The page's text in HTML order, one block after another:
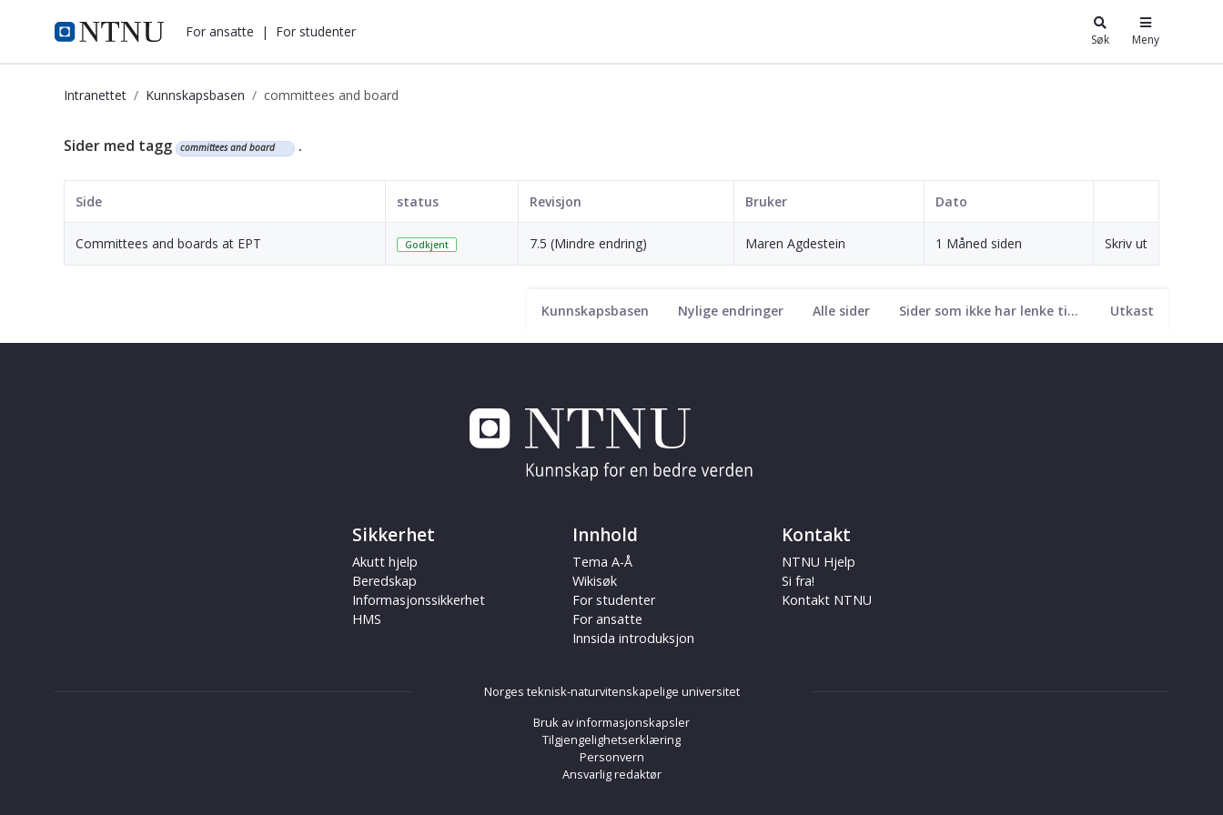
i.ntnu.no For ansatte | For studenter Søk Meny
Intranettet Kunnskapsbasen committees and board
Kunnskapsbasen
Kunnskapsbasen Nylige endringer Alle sider Sider som ikke har lenke til seg Utkast
Sider med tagg committees and board .
Side status Revisjon Bruker Dato
Committees and boards at EPT Godkjent 7.5 (Mindre endring) Maren Agdestein 1 Måned siden Skriv ut
Sikkerhet
Akutt hjelp
Beredskap
Informasjonssikkerhet
HMS
Innhold
Tema A-Å
Wikisøk
For studenter
For ansatte
Innsida introduksjon
Kontakt
NTNU Hjelp
Si fra!
Kontakt NTNU
Norges teknisk-naturvitenskapelige universitet
Bruk av informasjonskapsler
Tilgjengelighetserklæring
Personvern
Ansvarlig redaktør